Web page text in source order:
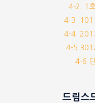
4-2. 1
4-3. 101
4-4. 201
4-5 301
4-6
드림스